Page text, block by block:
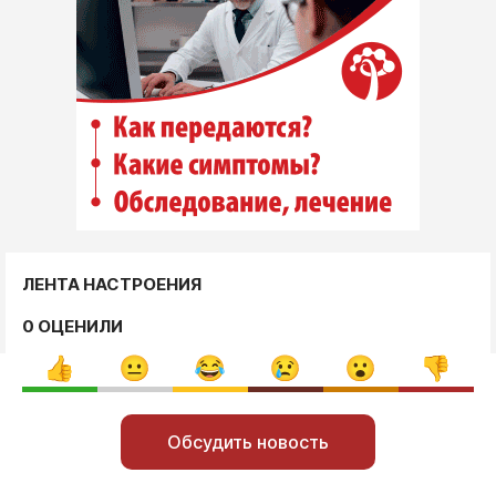
ЛЕНТА НАСТРОЕНИЯ
0 ОЦЕНИЛИ
Обсудить новость